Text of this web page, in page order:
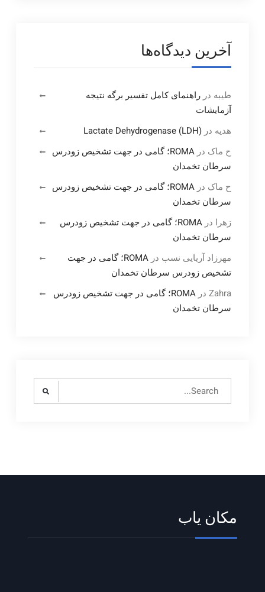
آخرین دیدگاه‌ها
طیبه در راهنمای کامل تفسیر برگه نتیجه
آزمایشات
هدیه در Lactate Dehydrogenase (LDH)
ح ماک در
ROMA؛ گامی در جهت تشخیص زودرس
سرطان تخمدان
ح ماک در
ROMA؛ گامی در جهت تشخیص زودرس
سرطان تخمدان
زهرا در
ROMA؛ گامی در جهت تشخیص زودرس
سرطان تخمدان
مهرزاد آریایی نسب در
ROMA؛ گامی در جهت
تشخیص زودرس سرطان تخمدان
Zahraدر
ROMA؛ گامی در جهت تشخیص زودرس
سرطان تخمدان
Search
مکان یاب